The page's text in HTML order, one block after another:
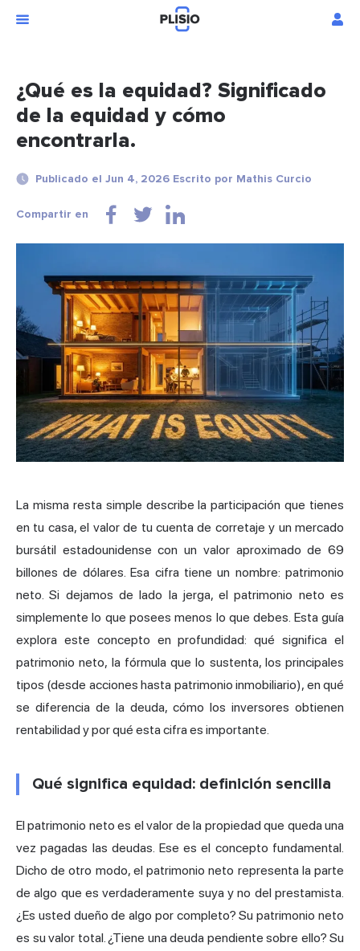
¿Qué es la equidad? Significado
de la equidad y cómo
encontrarla.
Publicado el Jun 4, 2026 Escrito por Mathis Curcio
Compartir en
La misma resta simple describe la participación que tienes
en tu casa, el valor de tu cuenta de corretaje y un mercado
bursátil estadounidense con un valor aproximado de 69
billones de dólares. Esa cifra tiene un nombre: patrimonio
neto. Si dejamos de lado la jerga, el patrimonio neto es
simplemente lo que posees menos lo que debes. Esta guía
explora este concepto en profundidad: qué significa el
patrimonio neto, la fórmula que lo sustenta, los principales
tipos (desde acciones hasta patrimonio inmobiliario), en qué
se diferencia de la deuda, cómo los inversores obtienen
rentabilidad y por qué esta cifra es importante.
Qué significa equidad: definición sencilla
El patrimonio neto es el valor de la propiedad que queda una
vez pagadas las deudas. Ese es el concepto fundamental.
Dicho de otro modo, el patrimonio neto representa la parte
de algo que es verdaderamente suya y no del prestamista.
¿Es usted dueño de algo por completo? Su patrimonio neto
es su valor total. ¿Tiene una deuda pendiente sobre ello? Su